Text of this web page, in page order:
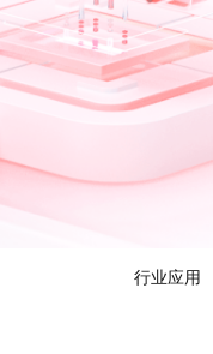
行业应用